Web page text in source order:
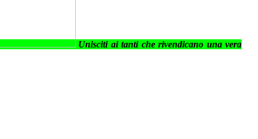
Unisciti ai tanti che rivendicano una vera